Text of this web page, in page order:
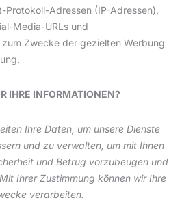
Adressen (IP-Adressen),
Media-URLs und
Zwecke der gezielten Werbung
IHRE INFORMATIONEN?
Ihre Daten, um unsere Dienste
und zu verwalten, um mit Ihnen
und Betrug vorzubeugen und
Ihrer Zustimmung können wir Ihre
verarbeiten.